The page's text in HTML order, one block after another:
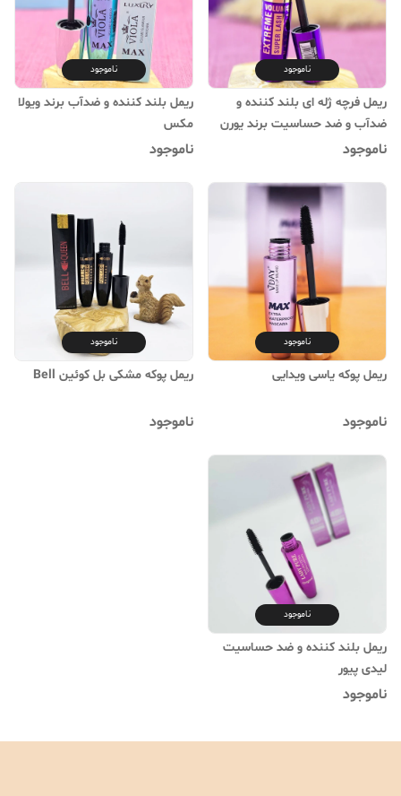
ناموجود
ریمل فرچه ژله ای بلند کننده و
ضدآب و ضد حساسیت برند یورن
ناموجود
ناموجود
ریمل بلند کننده و ضدآب برند ویولا
مکس
ناموجود
ناموجود
ریمل پوکه یاسی ویدایی
ناموجود
ناموجود
ریمل پوکه مشکی بل کوئین Bell
ناموجود
ناموجود
ریمل بلند کننده و ضد حساسیت
لیدی پیور
ناموجود